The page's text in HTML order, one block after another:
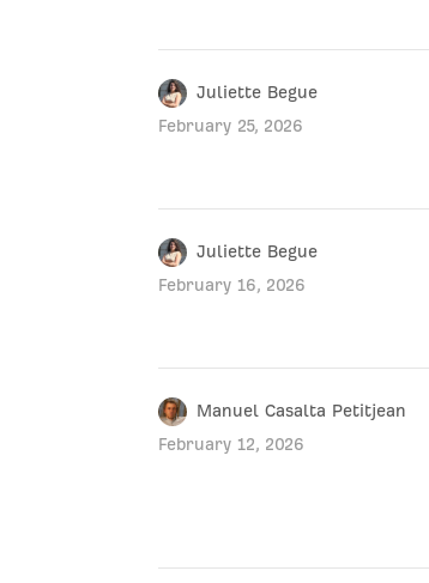
Juliette Begue
February 25, 2026
Juliette Begue
February 16, 2026
Manuel Casalta Petitjean
February 12, 2026